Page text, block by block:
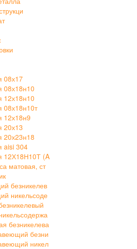
08х17
08х18н10
12х18н10
12х18н9
20х13
20х23н18
aisi 304
12Х18Н10Т (A
матовая, ст
безникелев
никельсоде
безникелева
безни
никел